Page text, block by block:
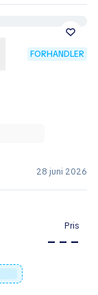
FORHANDLER
28 juni 2026
Pris
– – –